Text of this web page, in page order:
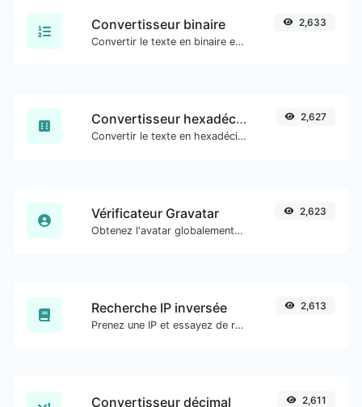
Convertisseur binaire
Convertir le texte en binaire et inversement pour toute entrée de chaîne.
2,633
Convertisseur hexadécimal
Convertir le texte en hexadécimal et inversement pour toute entrée de chaîne.
2,627
Vérificateur Gravatar
Obtenez l'avatar globalement reconnu de gravatar.com pour n'importe quel e-mail.
2,623
Recherche IP inversée
Prenez une IP et essayez de rechercher le domaine/hôte qui lui est associé.
2,613
Convertisseur décimal 2,611